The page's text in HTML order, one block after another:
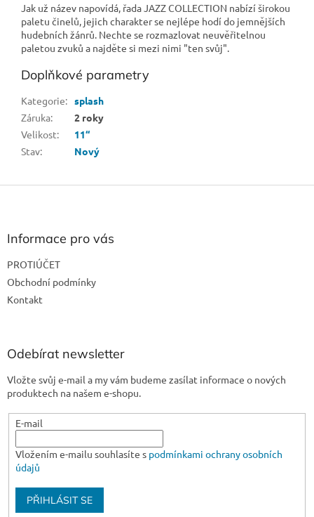
Jak už název napovídá, řada JAZZ COLLECTION nabízí širokou
paletu činelů, jejich charakter se nejlépe hodí do jemnějších
hudebních žánrů. Nechte se rozmazlovat neuvěřitelnou
paletou zvuků a najděte si mezi nimi "ten svůj".
Doplňkové parametry
Kategorie: splash
Záruka:
2 roky
Velikost:
11“
Stav: Nový
Z
Informace pro vás
PROTIÚČET
Obchodní podmínky
Kontakt
Odebírat newsletter
Vložte svůj e-mail a my vám budeme zasílat informace o nových
produktech na našem e-shopu.
E-mail
Vložením e-mailu souhlasíte s podmínkami ochrany osobních
údajů
PŘIHLÁSIT SE